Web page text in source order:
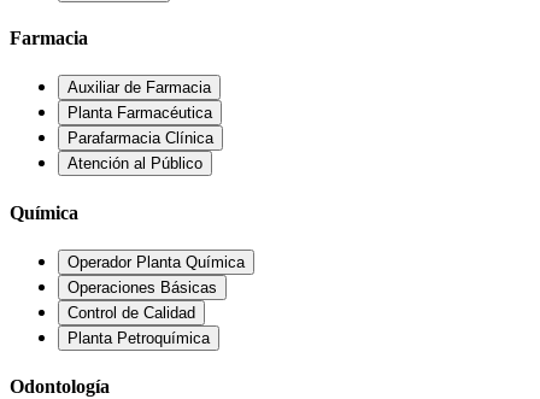
Farmacia
Auxiliar de Farmacia
Planta Farmacéutica
Parafarmacia Clínica
Atención al Público
Química
Operador Planta Química
Operaciones Básicas
Control de Calidad
Planta Petroquímica
Odontología